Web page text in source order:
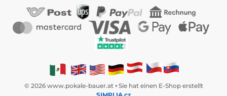
© 2026 www.pokale-bauer.at ⦁ Sie hat einen E-Shop erstellt